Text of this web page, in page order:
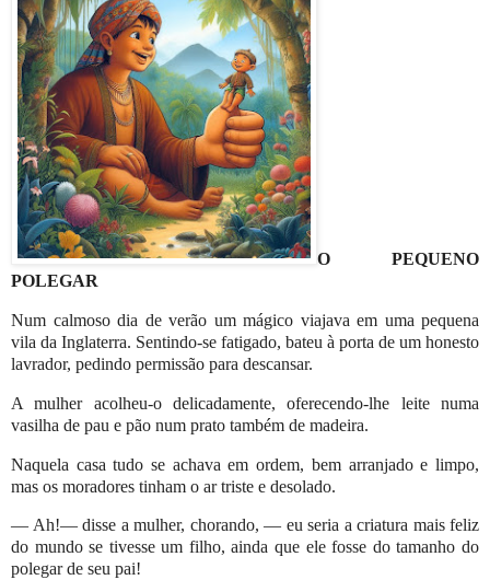
O PEQUENO
POLEGAR
Num calmoso dia de verão um mágico viajava em uma pequena
vila da Inglaterra. Sentindo-se fatigado, bateu à porta de um honesto
lavrador, pedindo permissão para descansar.
A mulher acolheu-o delicadamente, oferecendo-lhe leite numa
vasilha de pau e pão num prato também de madeira.
Naquela casa tudo se achava em ordem, bem arranjado e limpo,
mas os moradores tinham o ar triste e desolado.
— Ah!— disse a mulher, chorando, — eu seria a criatura mais feliz
do mundo se tivesse um filho, ainda que ele fosse do tamanho do
polegar de seu pai!